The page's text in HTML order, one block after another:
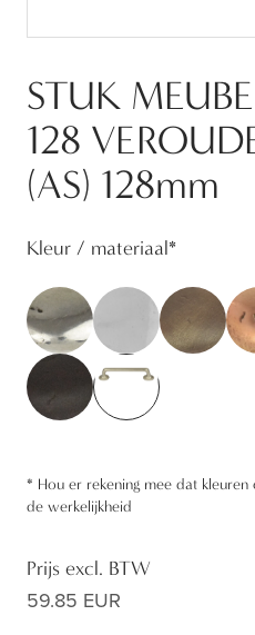
STUK
128
(AS) 128mm
Kleur / materiaal*
* Hou er rekening mee dat
de werkelijkheid
Prijs excl. BTW
59.85 EUR